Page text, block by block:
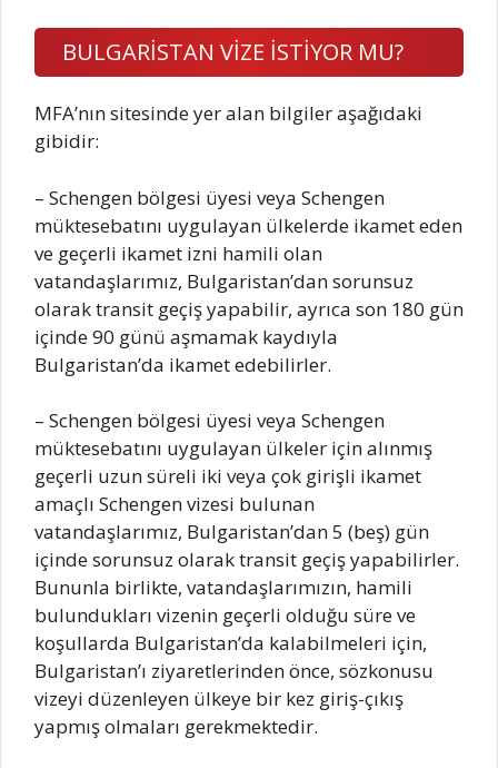
BULGARİSTAN VİZE İSTİYOR MU?
MFA’nın sitesinde yer alan bilgiler aşağıdaki
gibidir:
– Schengen bölgesi üyesi veya Schengen
müktesebatını uygulayan ülkelerde ikamet eden
ve geçerli ikamet izni hamili olan
vatandaşlarımız, Bulgaristan’dan sorunsuz
olarak transit geçiş yapabilir, ayrıca son 180 gün
içinde 90 günü aşmamak kaydıyla
Bulgaristan’da ikamet edebilirler.
– Schengen bölgesi üyesi veya Schengen
müktesebatını uygulayan ülkeler için alınmış
geçerli uzun süreli iki veya çok girişli ikamet
amaçlı Schengen vizesi bulunan
vatandaşlarımız, Bulgaristan’dan 5 (beş) gün
içinde sorunsuz olarak transit geçiş yapabilirler.
Bununla birlikte, vatandaşlarımızın, hamili
bulundukları vizenin geçerli olduğu süre ve
koşullarda Bulgaristan’da kalabilmeleri için,
Bulgaristan’ı ziyaretlerinden önce, sözkonusu
vizeyi düzenleyen ülkeye bir kez giriş-çıkış
yapmış olmaları gerekmektedir.